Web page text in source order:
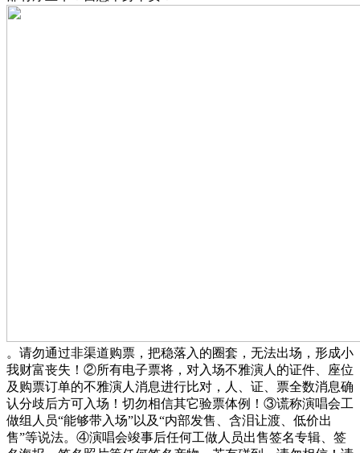
。请勿通过非渠道购票，把稳落入的圈套，无法出场，形成小
我财富丧失！②所有电子票将，对入场不雅演人的证件、座位
及购票订单的不雅演人消息进行比对，人、证、票全数消息确
认分歧后方可入场！切勿相信其它验票体例！③谎称演唱会工
做组人员“能够带入场”以及“内部发售、含泪让渡、低价出
售”等说法。④演唱会竣事后任何工做人员出售签名专辑、签